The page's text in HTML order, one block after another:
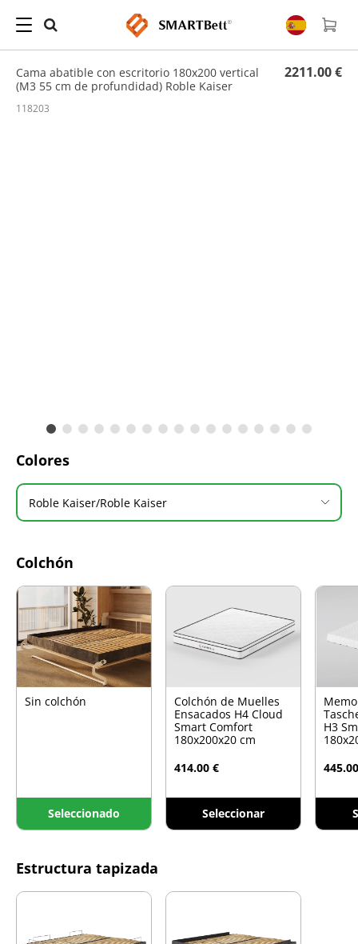
Hogar Cama abatible con escritorio
/ Cama abatible con escritorio 180x200 vertical
Cama abatible con escritorio 180x200 vertical
(M3 55 cm de profundidad) Roble Kaiser
2211.00 €
118203
Colores
Roble Kaiser/Roble Kaiser
Colchón
Sin colchón
Seleccionado
Colchón de Muelles
Ensacados H4 Cloud
Smart Comfort
180x200x20 cm
414.00 €
Seleccionar
H3
Estructura tapizada